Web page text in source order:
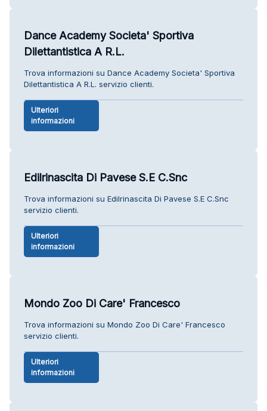
Dance Academy Societa' Sportiva
Dilettantistica A R.L.
Trova informazioni su Dance Academy Societa' Sportiva
Dilettantistica A R.L. servizio clienti.
Ulteriori
informazioni
Edilrinascita Di Pavese S.E C.Snc
Trova informazioni su Edilrinascita Di Pavese S.E C.Snc
servizio clienti.
Ulteriori
informazioni
Mondo Zoo Di Care' Francesco
Trova informazioni su Mondo Zoo Di Care' Francesco
servizio clienti.
Ulteriori
informazioni